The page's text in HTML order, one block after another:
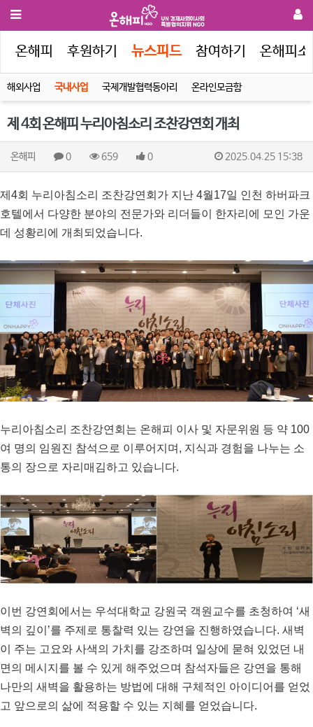
온해피 후원하기 뉴스피드 참여하기 온해피
해외사업 국내사업 국제개발협력동아리 온라인모금함
제 4회 온해피 누리아침소리 조찬강연회 개최
온해피 0 659 0 2025.04.25 15:38
제 4회 누리아침소리 조찬강연회가 지난 4월17일 인천 하버파크
호텔에서 다양한 분야의 전문가와 리더들이 한자리에 모인 가운
데 성황리에 개최되었습니다.
누리아침소리 조찬강연회는 온해피 이사 및 자문위원 등 약 100
여 명의 임원진 참석으로 이루어지며 , 지식과 경험을 나누는 소
통의 장으로 자리매김하고 있습니다.
이번 강연회에서는 우석대학교 강원국 객원교수를 초청하여 ‘새
벽의 깊이 ’를 주제로 통찰력 있는 강연을 진행하였습니다. 새벽
이 주는 고요와 사색의 가치를 강조하며 일상에 묻혀 있었던 내
면의 메시지를 볼 수 있게 해주었으며 참석자들은 강연을 통해
나만의 새벽을 활용하는 방법에 대해 구체적인 아이디어를 얻었
고 앞으로의 삶에 적용할 수 있는 지혜를 얻었습니다.